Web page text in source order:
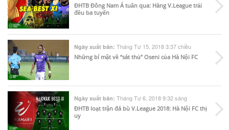
ĐHTB Đông Nam Á tuần qua: Hàng V.League trải
đều ba tuyến
Ngày xuất bản: Tháng Tư 15, 2018 3:37 chiều
Những bí mật về “sát thủ” Oseni của Hà Nội FC
Ngày xuất bản: Tháng Tư 6, 2018 9:32 sáng
ĐHTB loạt trận đá bù V.League 2018: Hà Nội FC thị
uy